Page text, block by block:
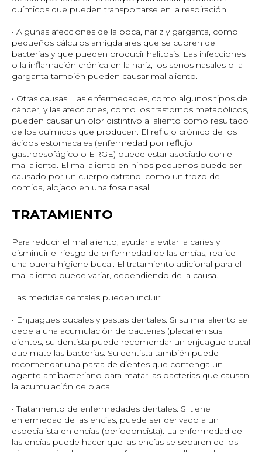
químicos que pueden transportarse en la respiración.
• Algunas afecciones de la boca, nariz y garganta, como
pequeños cálculos amígdalares que se cubren de
bacterias y que pueden producir halitosis. Las infecciones
o la inflamación crónica en la nariz, los senos nasales o la
garganta también pueden causar mal aliento.
• Otras causas. Las enfermedades, como algunos tipos de
cáncer, y las afecciones, como los trastornos metabólicos,
pueden causar un olor distintivo al aliento como resultado
de los químicos que producen. El reflujo crónico de los
ácidos estomacales (enfermedad por reflujo
gastroesofágico o ERGE) puede estar asociado con el
mal aliento. El mal aliento en niños pequeños puede ser
causado por un cuerpo extraño, como un trozo de
comida, alojado en una fosa nasal.
TRATAMIENTO
Para reducir el mal aliento, ayudar a evitar la caries y
disminuir el riesgo de enfermedad de las encías, realice
una buena higiene bucal. El tratamiento adicional para el
mal aliento puede variar, dependiendo de la causa.
Las medidas dentales pueden incluir:
• Enjuagues bucales y pastas dentales. Si su mal aliento se
debe a una acumulación de bacterias (placa) en sus
dientes, su dentista puede recomendar un enjuague bucal
que mate las bacterias. Su dentista también puede
recomendar una pasta de dientes que contenga un
agente antibacteriano para matar las bacterias que causan
la acumulación de placa.
• Tratamiento de enfermedades dentales. Si tiene
enfermedad de las encías, puede ser derivado a un
especialista en encías (periodoncista). La enfermedad de
las encías puede hacer que las encías se separen de los